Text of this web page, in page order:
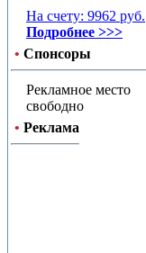
На счету: 9962 руб.
Подробнее >>>
• Спонсоры
Рекламное место
свободно
• Реклама